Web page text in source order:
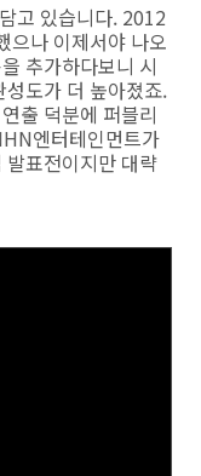
고 있습니다. 2012
으나 이제서야 나오
추가하다보니 시
도가 더 높아졌죠.
출 덕분에 퍼블리
엔터테인먼트가
표전이지만 대략